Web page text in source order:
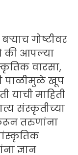
गोष्टीवर
की आपल्या
वारसा,
पाळीमुळे खूप
याची माहिती
संस्कृतीच्या
तरुणांना
ज्ञान